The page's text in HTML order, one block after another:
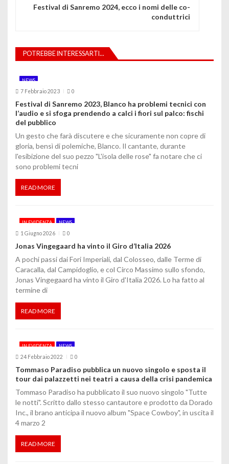
i
o
n
e
a
r
t
o
l
i
Festival di Sanremo 2024, ecco i nomi delle co-
conduttrici
POTREBBE INTERESSARTI...
NEWS
7 Febbraio 2023 0
Festival di Sanremo 2023, Blanco ha problemi tecnici con
l’audio e si sfoga prendendo a calci i fiori sul palco: fischi
del pubblico
Un gesto che farà discutere e che sicuramente non copre di
gloria, bensì di polemiche, Blanco. Il cantante, durante
l'esibizione del suo pezzo "L'isola delle rose" fa notare che ci
sono problemi tecni
READ MORE
IN EVIDENZA NEWS
1 Giugno 2026 0
Jonas Vingegaard ha vinto il Giro d’Italia 2026
A pochi passi dai Fori Imperiali, dal Colosseo, dalle Terme di
Caracalla, dal Campidoglio, e col Circo Massimo sullo sfondo,
Jonas Vingegaard ha vinto il Giro d'Italia 2026. Lo ha fatto al
termine di
READ MORE
IN EVIDENZA NEWS
24 Febbraio 2022 0
Tommaso Paradiso pubblica un nuovo singolo e sposta il
tour dai palazzetti nei teatri a causa della crisi pandemica
Tommaso Paradiso ha pubblicato il suo nuovo singolo "Tutte
le notti". Scritto dallo stesso cantautore e prodotto da Dorado
Inc., il brano anticipa il nuovo album "Space Cowboy", in uscita il
4 marzo 2
READ MORE